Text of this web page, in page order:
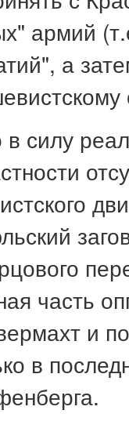
армий
а
силу
часть
и
в